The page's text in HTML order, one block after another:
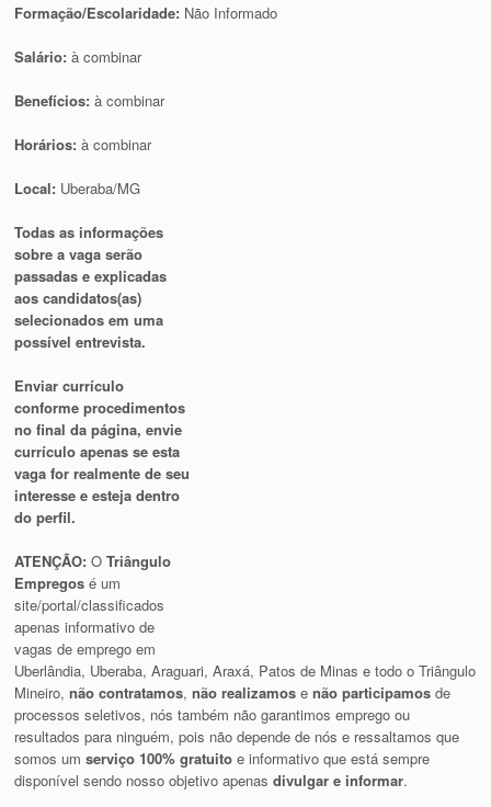
Formação/Escolaridade: Não Informado
Salário:à combinar
Benefícios:à combinar
Horários:à combinar
Local: Uberaba/MG
Todas as informações
sobre a vaga serão
passadas e explicadas
aos candidatos(as)
selecionados em uma
possível entrevista.
Enviar currículo
conforme procedimentos
no final da página, envie
currículo apenas se esta
vaga for realmente de seu
interesse e esteja dentro
do perfil.
ATENÇÃO: OTriângulo
Empregos é um
site/portal/classificados
apenas informativo de
vagas de emprego em
Uberlândia, Uberaba, Araguari, Araxá, Patos de Minas e todo o Triângulo
Mineiro,não contratamos,não realizamos enão participamos de
processos seletivos, nós também não garantimos emprego ou
resultados para ninguém, pois não depende de nós e ressaltamos que
somos umserviço 100% gratuito e informativo que está sempre
disponível sendo nosso objetivo apenasdivulgar e informar.